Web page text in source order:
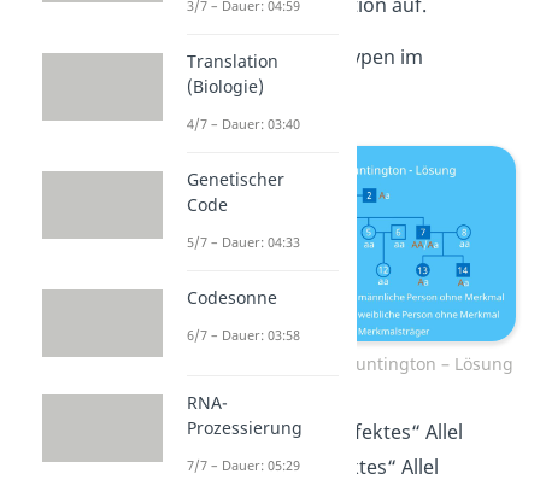
Übung 2: Die Genotypen im
Stammbaum lauten:
Stammbaum Chorea Huntington – Lösung
= dominantes, „defektes“ Allel
= rezessives, „intaktes“ Allel
3/7 – Dauer: 04:59
Translation
(Biologie)
4/7 – Dauer: 03:40
Genetischer
Code
5/7 – Dauer: 04:33
Codesonne
6/7 – Dauer: 03:58
RNA-
Prozessierung
7/7 – Dauer: 05:29